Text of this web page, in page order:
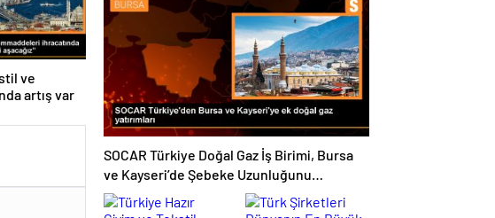
ve
artış var
gençlere ve
kadınlara pozitif
ayrımcılık yapıyoruz
Öğrenciler Buluştu
SOCAR Türkiye Doğal Gaz İş Birimi, Bursa
ve Kayseri’de Şebeke Uzunluğunu
Artıracak